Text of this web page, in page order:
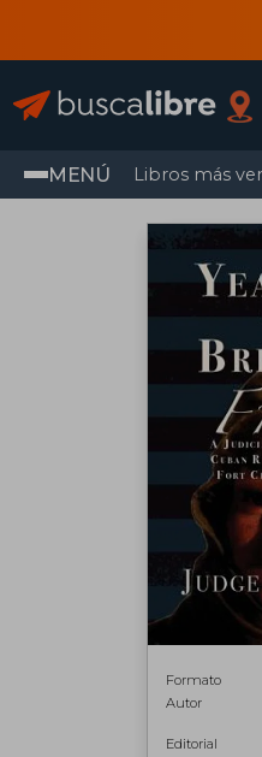
MENÚ Libros más
Formato
Autor
Editorial